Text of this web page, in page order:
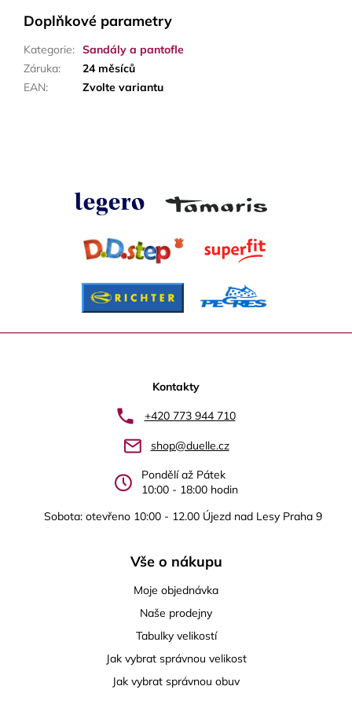
Doplňkové parametry
Kategorie: Sandály a pantofle
Záruka:
24 měsíců
EAN: Zvolte variantu
Kontakty
+420 773 944 710
shop@duelle.cz
Pondělí až Pátek
10:00 - 18:00 hodin
Sobota: otevřeno 10:00 - 12.00 Újezd nad Lesy Praha 9
Vše o nákupu
Moje objednávka
Naše prodejny
Tabulky velikostí
Jak vybrat správnou velikost
Jak vybrat správnou obuv